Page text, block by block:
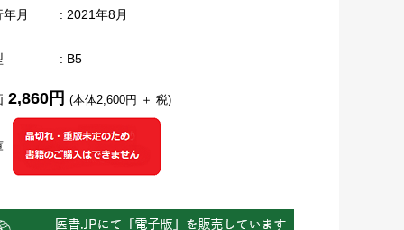
月 : 2021年8月
: B5
2,860円 (本体2,600円 ＋ 税)